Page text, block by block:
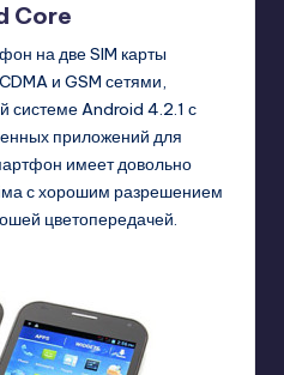
Core
на две SIM карты
и GSM сетями,
системе Android 4.2.1 с
приложений для
имеет довольно
с хорошим разрешением
цветопередачей.